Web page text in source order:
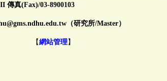
傳真(Fax)/03-8900103
【網站管理】